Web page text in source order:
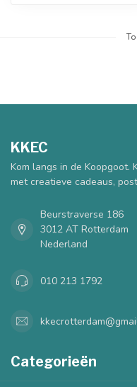
KKEC
Kom langs in de Koopgoot.
met creatieve cadeaus,
Beurstraverse 186
3012 AT Rotterdam
Nederland
010 213 1792
Categorieën